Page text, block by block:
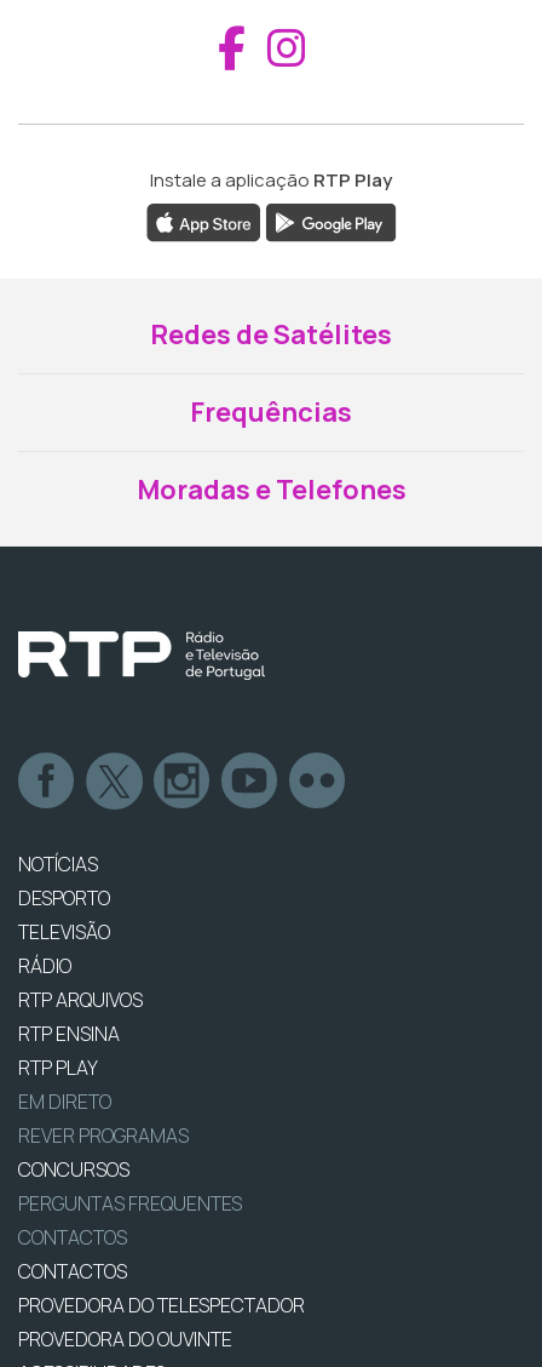
Aceder ao
Instale a aplicação RTP Play
Redes de Satélites
Frequências
Moradas e Telefones
NOTÍCIAS
DESPORTO
TELEVISÃO
RÁDIO
RTP ARQUIVOS
RTP ENSINA
RTP PLAY
EM DIRETO
REVER PROGRAMAS
CONCURSOS
PERGUNTAS FREQUENTES
CONTACTOS
CONTACTOS
PROVEDORA DO TELESPECTADOR
PROVEDORA DO OUVINTE